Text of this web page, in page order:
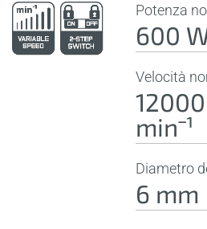
Potenza
600
Velocità
minˉ¹
Diametro
6 mm